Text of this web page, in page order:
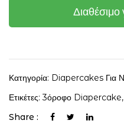
Διαθέσιμο
Κατηγορία: Diapercakes Για
Ετικέτες:3όροφο Diapercake,
Share :